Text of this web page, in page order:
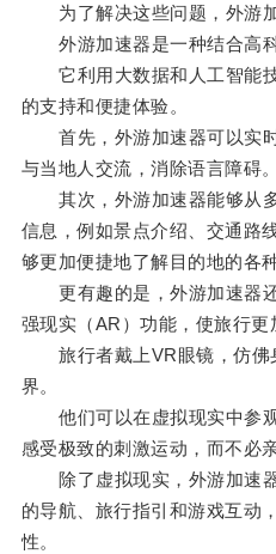
为了解决这些问题，外游加
外游加速器是一种结合高科
它利用大数据和人工智能技
的支持和便捷体验。
首先，外游加速器可以实
与当地人交流，消除语言障碍。
其次，外游加速器能够从
信息，例如景点介绍、交通路
够更加便捷地了解目的地的各
更有趣的是，外游加速器还
强现实（AR）功能，使旅行更
旅行者戴上VR眼镜，仿佛
界。
他们可以在虚拟现实中参观
感受极致的刺激运动，而不必
除了虚拟现实，外游加速器
的导航、旅行指引和游戏互动
性。